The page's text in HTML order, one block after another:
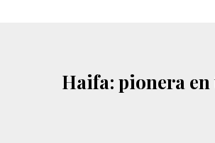
Haifa: pionera